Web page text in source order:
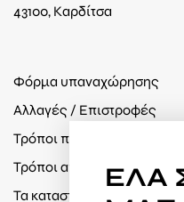
43100, Καρδίτσα
Φόρμα υπαναχώρησης
Αλλαγές / Επιστροφές
Τρόποι πληρωμής
Τρόποι αποστολής
Τα καταστήματά μας
ΕΛΑ